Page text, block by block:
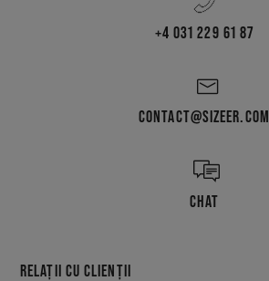
+4 031 229 61 87
CONTACT@SIZEER.COM
CHAT
RELAȚII CU CLIENȚII